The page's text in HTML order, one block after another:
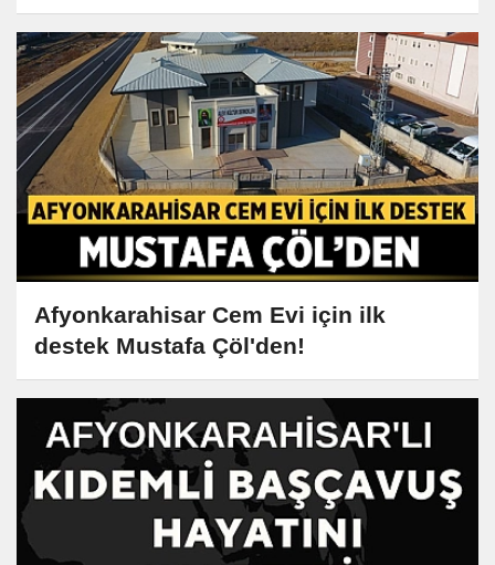
Afyonkarahisar Cem Evi için ilk
destek Mustafa Çöl'den!